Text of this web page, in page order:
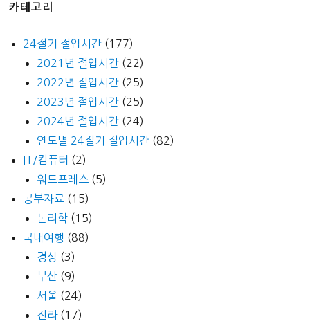
카테고리
24절기 절입시간 (177)
2021년 절입시간 (22)
2022년 절입시간 (25)
2023년 절입시간 (25)
2024년 절입시간 (24)
연도별 24절기 절입시간 (82)
IT/컴퓨터 (2)
워드프레스 (5)
공부자료 (15)
논리학 (15)
국내여행 (88)
경상 (3)
부산 (9)
서울 (24)
전라(17)